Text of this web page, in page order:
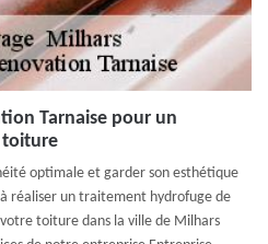
Tarnaise pour un
optimale et garder son esthétique
réaliser un traitement hydrofuge de
toiture dans la ville de Milhars